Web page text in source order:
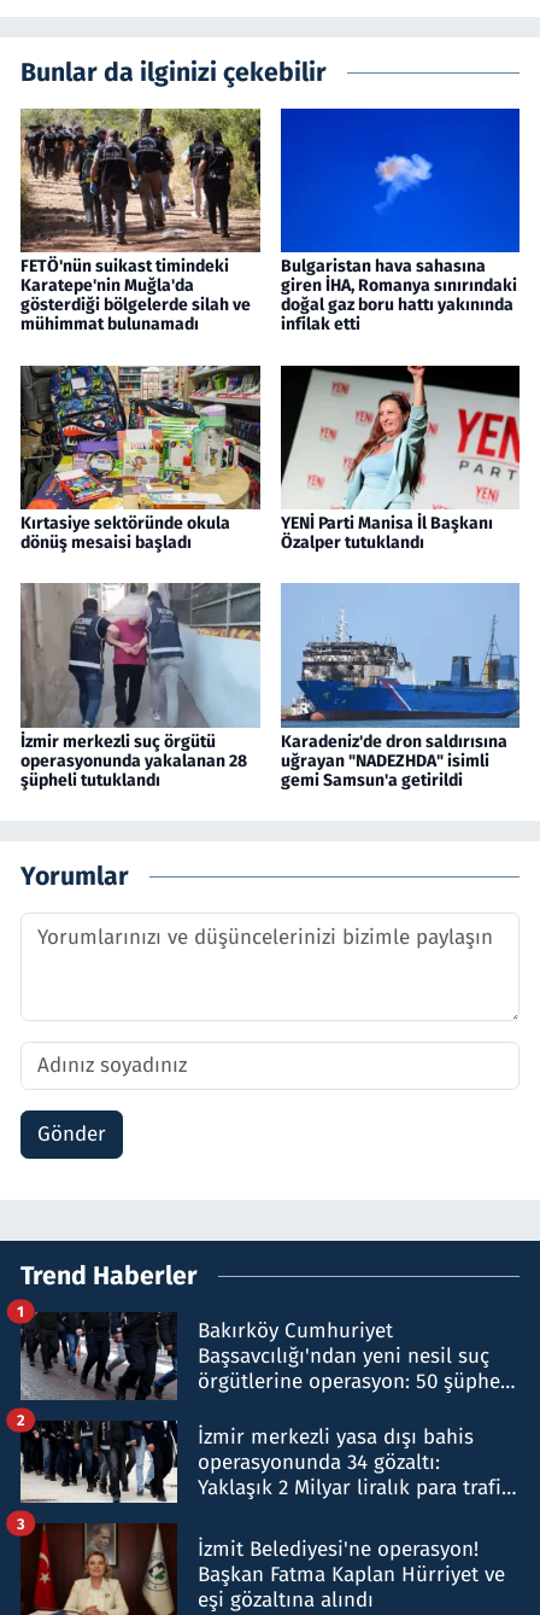
Bunlar da ilginizi çekebilir
FETÖ'nün suikast timindeki
Karatepe'nin Muğla'da
gösterdiği bölgelerde silah ve
mühimmat bulunamadı
Bulgaristan hava sahasına
giren İHA, Romanya sınırındaki
doğal gaz boru hattı yakınında
infilak etti
Kırtasiye sektöründe okula
dönüş mesaisi başladı
YENİ Parti Manisa İl Başkanı
Özalper tutuklandı
İzmir merkezli suç örgütü
operasyonunda yakalanan 28
şüpheli tutuklandı
Karadeniz'de dron saldırısına
uğrayan "NADEZHDA" isimli
gemi Samsun'a getirildi
Yorumlar
Gönder
Trend Haberler
Bakırköy Cumhuriyet
Başsavcılığı'ndan yeni nesil suç
örgütlerine operasyon: 50 şüpheli
1
İzmir merkezli yasa dışı bahis
operasyonunda 34 gözaltı:
Yaklaşık 2 Milyar liralık para trafiği
2
İzmit Belediyesi'ne operasyon!
Başkan Fatma Kaplan Hürriyet ve
eşi gözaltına alındı
3